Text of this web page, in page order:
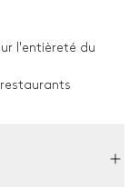
l'entièreté du